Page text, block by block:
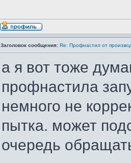
Заголовок сообщения: Re: Профнастил от
а я вот тоже
профнастила
немного не
пытка. может
очередь